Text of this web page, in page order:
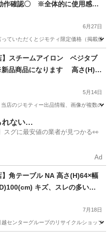
確認〇 ※全体的に使用感あ
奥行(D)40(cm)
6月27日
っていただくとジモティ限定価格（掲載
】スチームアイロン ベジタブ
商品になります 高さ(H)--
行(D)--cm
5月14日
店のジモティー出品情報、画像が複数の
れない…
スグに最安値の業者が見つかる👀
Ad
】角テーブル NA 高さ(H)64×幅
キズ、スレの多い商
7月18日
越センターグループのリサイクルショッ